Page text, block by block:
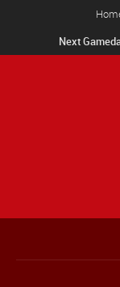
Next